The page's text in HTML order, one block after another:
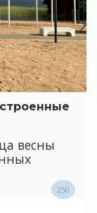
весны
250